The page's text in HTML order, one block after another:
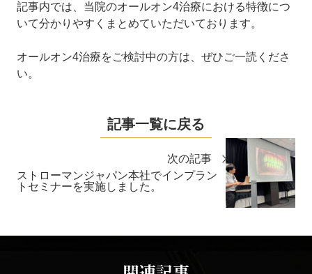
記事内では、当院のオールオン4治療における特徴につ
いて分かりやすくまとめていただいております。
オールオン4治療をご検討中の方は、ぜひご一読くださ
い。
記事一覧に戻る
次の記事
ストローマンジャパン本社でインプラン
トセミナーを実施しました。